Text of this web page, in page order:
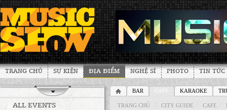
TRANG CHỦ SỰ KIỆN ĐỊA ĐIỂM NGHỆ SĨ PHOTO TIN TỨC
ALL EVENTS
BAR CAFE KARAOKE
TRANG CHỦ / CITY GUIDE / CAFE /